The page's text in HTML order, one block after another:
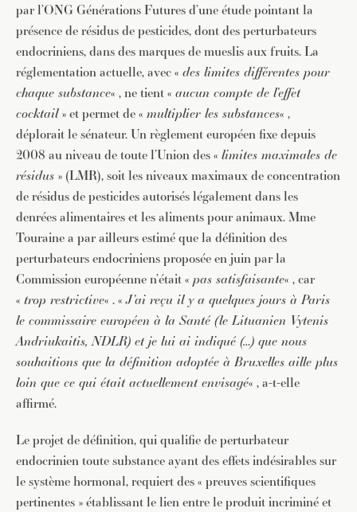
par l’ONG Générations Futures d’une étude pointant la
présence de résidus de pesticides, dont des perturbateurs
endocriniens, dans des marques de mueslis aux fruits. La
réglementation actuelle, avec « des limites différentes pour
chaque substance« , ne tient « aucun compte de l’effet
cocktail» et permet de « multiplier les substances« ,
déplorait le sénateur. Un règlement européen fixe depuis
2008 au niveau de toute l’Union des « limites maximales de
résidus » (LMR), soit les niveaux maximaux de concentration
de résidus de pesticides autorisés légalement dans les
denrées alimentaires et les aliments pour animaux. Mme
Touraine a par ailleurs estimé que la définition des
perturbateurs endocriniens proposée en juin par la
Commission européenne n’était « pas satisfaisante« , car
« trop restrictive« . «J’ai reçu il y a quelques jours à Paris
le commissaire européen à la Santé (le Lituanien Vytenis
Andriukaitis, NDLR) et je lui ai indiqué (…) que nous
souhaitions que la définition adoptée à Bruxelles aille plus
loin que ce qui était actuellement envisagé« , a-t-elle
affirmé.
Le projet de définition, qui qualifie de perturbateur
endocrinien toute substance ayant des effets indésirables sur
le système hormonal, requiert des « preuves scientifiques
pertinentes » établissant le lien entre le produit incriminé et